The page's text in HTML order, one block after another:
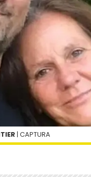
| CAPTURA